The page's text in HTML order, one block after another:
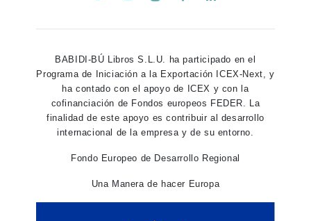
BABIDI-BÚ Libros S.L.U. ha participado en el
Programa de Iniciación a la Exportación ICEX-Next, y
ha contado con el apoyo de ICEX y con la
cofinanciación de Fondos europeos FEDER. La
finalidad de este apoyo es contribuir al desarrollo
internacional de la empresa y de su entorno.
Fondo Europeo de Desarrollo Regional
Una Manera de hacer Europa